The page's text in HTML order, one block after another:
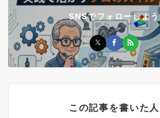
SNSでフォローしよう
この記事を書いた人